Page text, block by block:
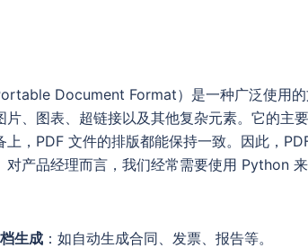
Document Format）是一种广泛使用
片、图表、超链接以及其他复杂元素。它的
上，PDF 文件的排版都能保持一致。因此，
对产品经理而言，我们经常需要使用 Python 来
生成 ：如自动生成合同、发票、报告等。